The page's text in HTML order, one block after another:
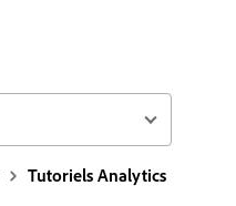
Tutoriels Analytics